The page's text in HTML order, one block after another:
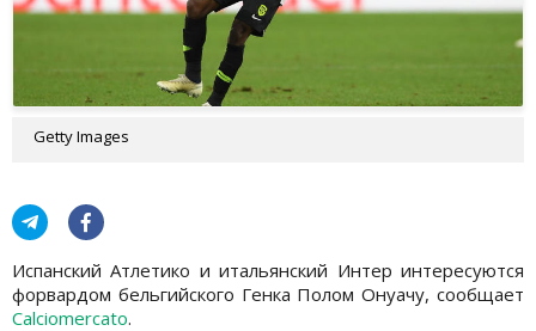
Getty Images
Испанский Атлетико и итальянский Интер интересуются
форвардом бельгийского Генка Полом Онуачу, сообщает
Calciomercato.